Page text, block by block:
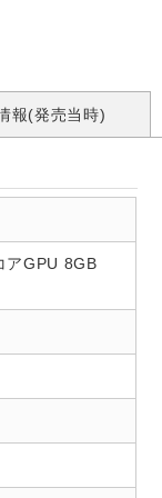
報(発売当時)
アGPU 8GB